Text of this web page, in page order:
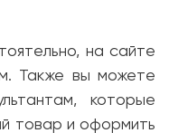
на сайте
Также вы можете
которые
товар и оформить